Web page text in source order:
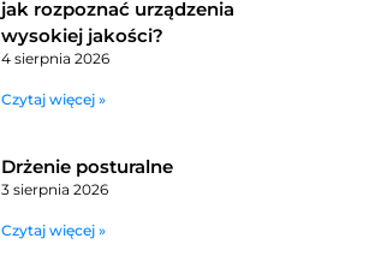
jak rozpoznać urządzenia
wysokiej jakości?
4 sierpnia 2026
Czytaj więcej »
Drżenie posturalne
3 sierpnia 2026
Czytaj więcej »